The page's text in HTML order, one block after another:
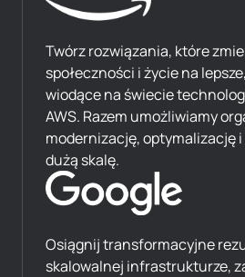
Twórz rozwiązania, które
społeczności i życie na
wiodące na świecie
AWS. Razem umożliwiamy
modernizację, optymalizację
dużą skalę.
Osiągnij transformacyjne
skalowalnej infrastrukturze,